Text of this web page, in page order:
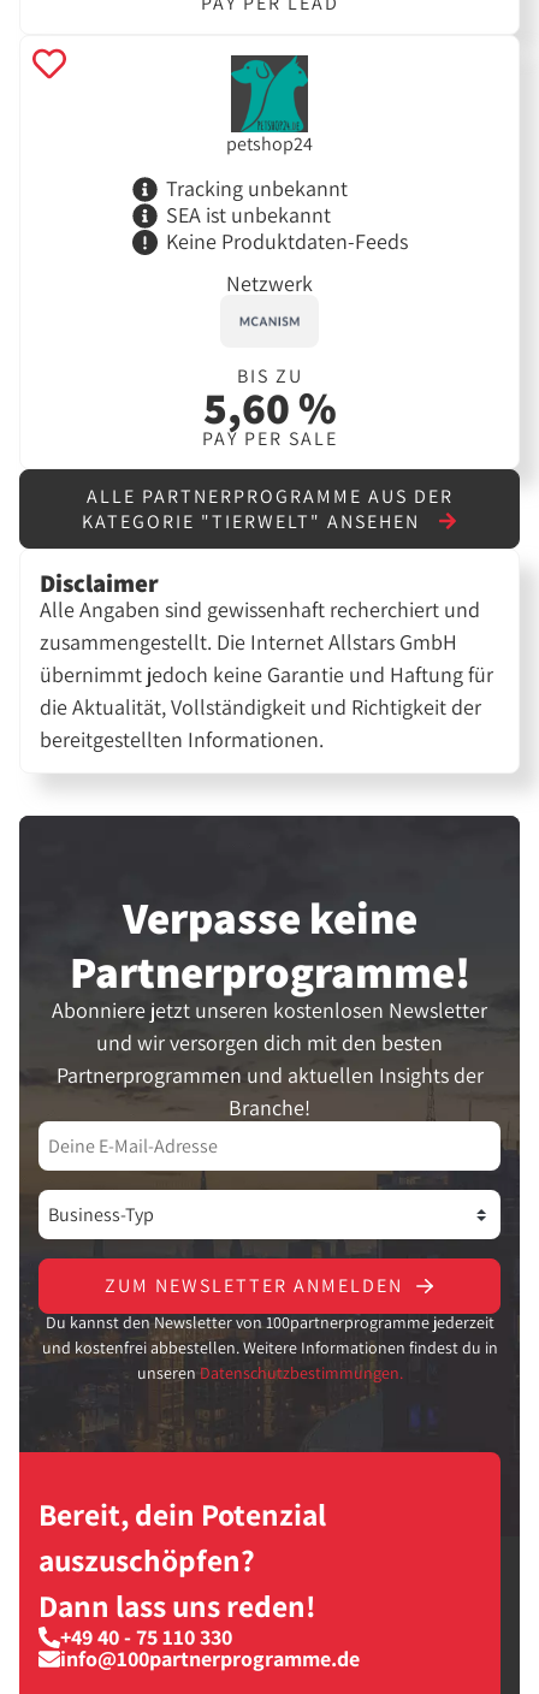
petshop24
Tracking unbekannt
SEA ist unbekannt
Keine Produktdaten-Feeds
Netzwerk
BIS ZU
5,60 %
PAY PER SALE
ALLE PARTNERPROGRAMME AUS DER
KATEGORIE "TIERWELT" ANSEHEN
Disclaimer
Alle Angaben sind gewissenhaft recherchiert und
zusammengestellt. Die Internet Allstars GmbH
übernimmt jedoch keine Garantie und Haftung für
die Aktualität, Vollständigkeit und Richtigkeit der
bereitgestellten Informationen.
Verpasse keine
Partner­programme!
Abonniere jetzt unseren kostenlosen Newsletter
und wir versorgen dich mit den besten
Partnerprogrammen und aktuellen Insights der
Branche!
ZUM NEWSLETTER ANMELDEN
Du kannst den Newsletter von 100partnerprogramme jederzeit
und kostenfrei abbestellen. Weitere Informationen findest du in
unseren Datenschutzbestimmungen.
Bereit, dein Potenzial
auszuschöpfen?
Dann lass uns reden!
+49 40 - 75 110 330
info@100partnerprogramme.de